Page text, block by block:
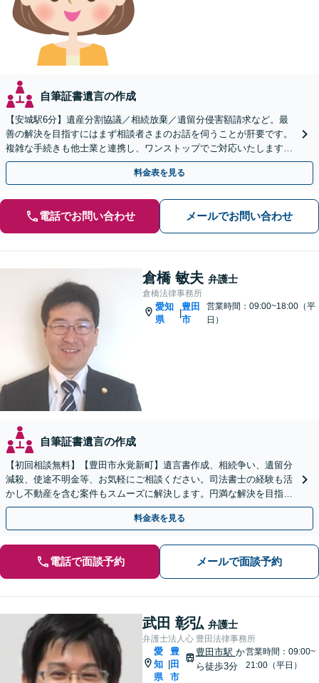
自筆証書遺言の作成
【安城駅6分】遺産分割協議／相続放棄／遺留分侵害額請求など。最
善の解決を目指すにはまず相談者さまのお話を伺うことが肝要です。
複雑な手続きも他士業と連携し、ワンストップでご対応いたします
【ビデオ面談OK】
料金表を見る
電話でお問い合わせ メールでお問い合わせ
倉橋 敏夫 弁護士
倉橋法律事務所
愛知
県
|
豊田
市
営業時間：09:00~18:00（平
日）
自筆証書遺言の作成
【初回相談無料】【豊田市永覚新町】遺言書作成、相続争い、遺留分
減殺、使途不明金等、お気軽にご相談ください。司法書士の経験も活
かし不動産を含む案件もスムーズに解決します。円満な解決を目指
し、近隣地区の方から多数ご相談いただいています。
料金表を見る
電話で面談予約 メールで面談予約
武田 彰弘 弁護士
弁護士法人心 豊田法律事務所
愛
知
県
豊
田
市
豊田市駅 か
ら徒歩3分
営業時間：09:00~
21:00（平日）